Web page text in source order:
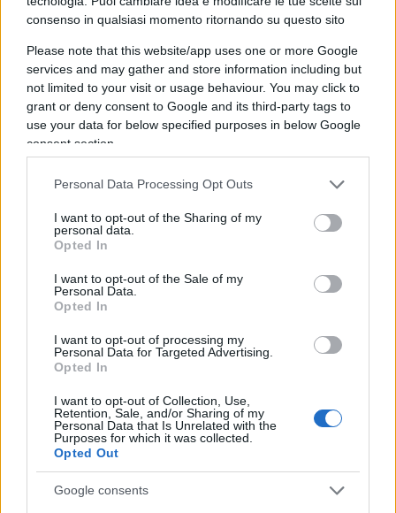
consenso in qualsiasi momento ritornando su questo sito
Please note that this website/app uses one or more Google
services and may gather and store information including but
not limited to your visit or usage behaviour. You may click to
grant or deny consent to Google and its third-party tags to
use your data for below specified purposes in below Google
consent section.
Personal Data Processing Opt Outs
I want to opt-out of the Sharing of my
personal data.
Opted In
I want to opt-out of the Sale of my
Personal Data.
Opted In
I want to opt-out of processing my
Personal Data for Targeted Advertising.
Opted In
I want to opt-out of Collection, Use,
Retention, Sale, and/or Sharing of my
Personal Data that Is Unrelated with the
Purposes for which it was collected.
Opted Out
Google consents
restrittive già imposte! E ciò avviene, come
emerge da varie testimonianze, un po’ in ogni
campo.Il lavaggio del cervello su milioni di
italianiha funzionato alla grande!!!
ulteriori considerazioni. il tema è delicato… Si
potrebbe eccepire che, in base all’
art. 7 della
Costituzione, in ossequio ai Patti lateranensi, la
può la Chiesa con proprie disposizioni sostituirsi
allo Stato nella tutela della salute pubblica, già di
per sé malamente gestita?! Di primo acchitto
ritengo di no… Sta di fatto che tale
quanto non credo che la decisione sull’uso delle
mascherine sia stata presa da singole Curie, lascia
tanto amaro in bocca e tanta rabbia…